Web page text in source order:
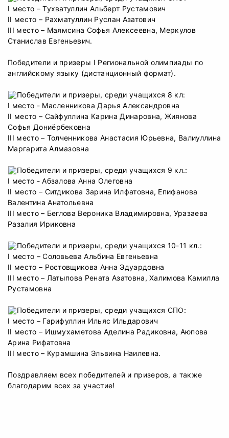
I место – Тухватуллин Альберт Рустамович
II место – Рахматуллин Руслан Азатович
III место – Маямсина Софья Алексеевна, Меркулов
Станислав Евгеньевич.
Победители и призеры I Региональной олимпиады по
английскому языку (дистанционный формат).
Победители и призеры, среди учащихся 8 кл:
I место - Масленникова Дарья Александровна
II место – Сайфуллина Карина Динаровна, Жиянова
Софья Дониёрбековна
III место – Толченникова Анастасия Юрьевна, Валиуллина
Маргарита Алмазовна
Победители и призеры, среди учащихся 9 кл.:
I место - Абзалова Анна Олеговна
II место – Ситдикова Зарина Илфатовна, Епифанова
Валентина Анатольевна
III место – Беглова Вероника Владимировна, Уразаева
Разалия Ириковна
Победители и призеры, среди учащихся 10-11 кл.:
I место – Соловьева Альбина Евгеньевна
II место – Ростовщикова Анна Эдуардовна
III место – Латыпова Рената Азатовна, Халимова Камилла
Рустамовна
Победители и призеры, среди учащихся СПО:
I место – Гарифуллин Ильяс Ильдарович
II место – Ишмухаметова Аделина Радиковна, Аюпова
Арина Рифатовна
III место – Курамшина Эльвина Наилевна.
Поздравляем всех победителей и призеров, а также
благодарим всех за участие!